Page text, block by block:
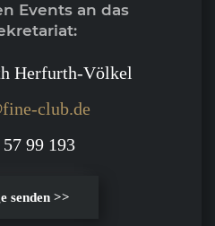
Events an das
Herfurth-Völkel
club.de
99 193
senden >>